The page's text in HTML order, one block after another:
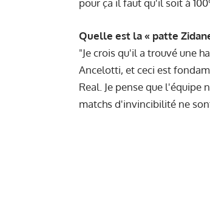
pour ça il faut qu'il soit à
Quelle est la « patte
"Je crois qu'il a trouvé une
Ancelotti, et ceci est
Real. Je pense que
matchs d'invincibilité ne